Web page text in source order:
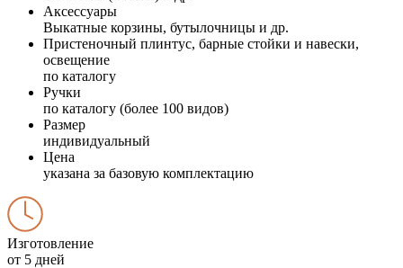
Аксессуары
Выкатные корзины, бутылочницы и др.
Пристеночный плинтус, барные стойки и навески,
освещение
по каталогу
Ручки
по каталогу (более 100 видов)
Размер
индивидуальный
Цена
указана за базовую комплектацию
Изготовление
от 5 дней